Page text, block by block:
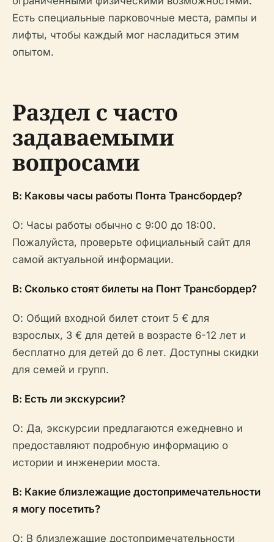
Есть специальные парковочные места, рампы и
лифты, чтобы каждый мог насладиться этим
опытом.
Раздел с часто
задаваемыми
вопросами
В: Каковы часы работы Понта Трансбордер?
О: Часы работы обычно с 9:00 до 18:00.
Пожалуйста, проверьте официальный сайт для
самой актуальной информации.
В: Сколько стоят билеты на Понт Трансбордер?
О: Общий входной билет стоит 5 € для
взрослых, 3 € для детей в возрасте 6-12 лет и
бесплатно для детей до 6 лет. Доступны скидки
для семей и групп.
В: Есть ли экскурсии?
О: Да, экскурсии предлагаются ежедневно и
предоставляют подробную информацию о
истории и инженерии моста.
В: Какие близлежащие достопримечательности
я могу посетить?
О: В близлежащие достопримечательности